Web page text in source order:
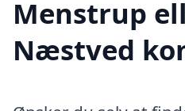
Menstrup
Næstved